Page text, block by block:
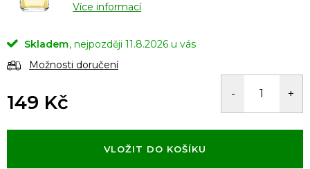
Více informací
Skladem
11.8.2026
Možnosti doručení
149 Kč
cena:
VLOŽIT DO KOŠÍKU